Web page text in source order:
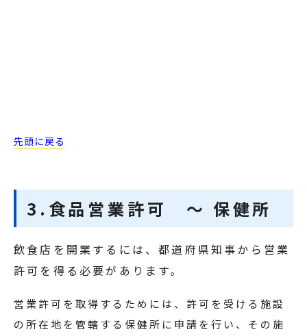
先頭に戻る
3.食品営業許可 ～ 保健所
飲食店を開業するには、都道府県知事から営業
許可を得る必要があります。
営業許可を取得するためには、許可を受ける施設
の所在地を管轄する保健所に申請を行い、その施